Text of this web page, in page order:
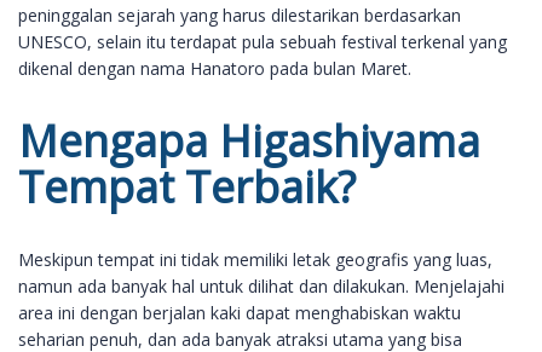
peninggalan sejarah yang harus dilestarikan berdasarkan
UNESCO, selain itu terdapat pula sebuah festival terkenal yang
dikenal dengan nama Hanatoro pada bulan Maret.
Mengapa Higashiyama
Tempat Terbaik?
Meskipun tempat ini tidak memiliki letak geografis yang luas,
namun ada banyak hal untuk dilihat dan dilakukan. Menjelajahi
area ini dengan berjalan kaki dapat menghabiskan waktu
seharian penuh, dan ada banyak atraksi utama yang bisa